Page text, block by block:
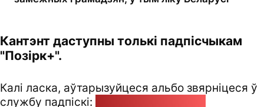
Кантэнт даступны толькі падпісчыкам
"Позірк+".
Калі ласка, аўтарызуйцеся альбо звярніцеся ў
службу падпіскі: